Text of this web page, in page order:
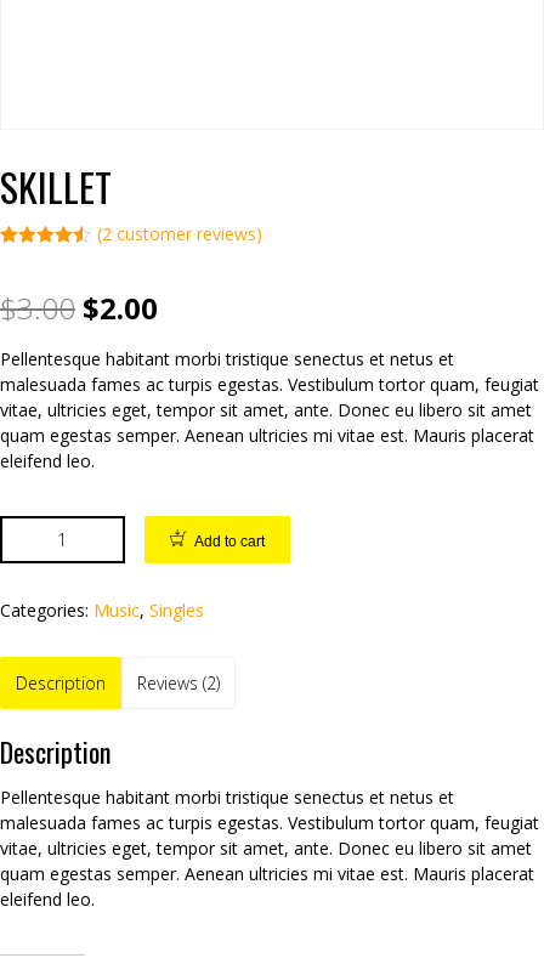
SKILLET
based on
customer
(2customer reviews)
$3.00 $2.00
Pellentesque habitant morbi tristique senectus et netus et
malesuada fames ac turpis egestas. Vestibulum tortor quam, feugiat
vitae, ultricies eget, tempor sit amet, ante. Donec eu libero sit amet
quam egestas semper. Aenean ultricies mi vitae est. Mauris placerat
eleifend leo.
Add to cart
Categories: Music, Singles
Description Reviews (2)
Description
Pellentesque habitant morbi tristique senectus et netus et
malesuada fames ac turpis egestas. Vestibulum tortor quam, feugiat
vitae, ultricies eget, tempor sit amet, ante. Donec eu libero sit amet
quam egestas semper. Aenean ultricies mi vitae est. Mauris placerat
eleifend leo.